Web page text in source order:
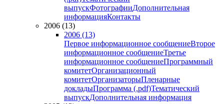
выпускФотографииДополнительная
информацияКонтакты
2006 (13)
2006 (13)
Первое информационное сообщениеВторое
информационное сообщениеТретье
информационное сообщениеПрограммный
комитетОрганизационный
комитетОрганизаторыПленарные
докладыПрограмма (.pdf)Тематический
выпускДополнительная информация